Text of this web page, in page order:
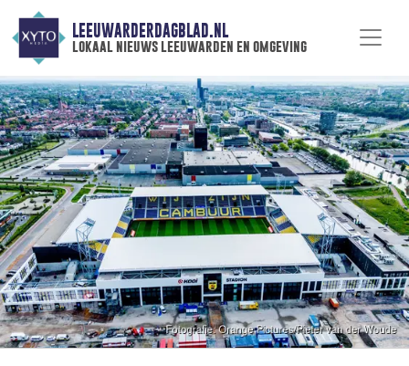
LEEUWARDERDAGBLAD.NL
lokaal nieuws leeuwarden en omgeving